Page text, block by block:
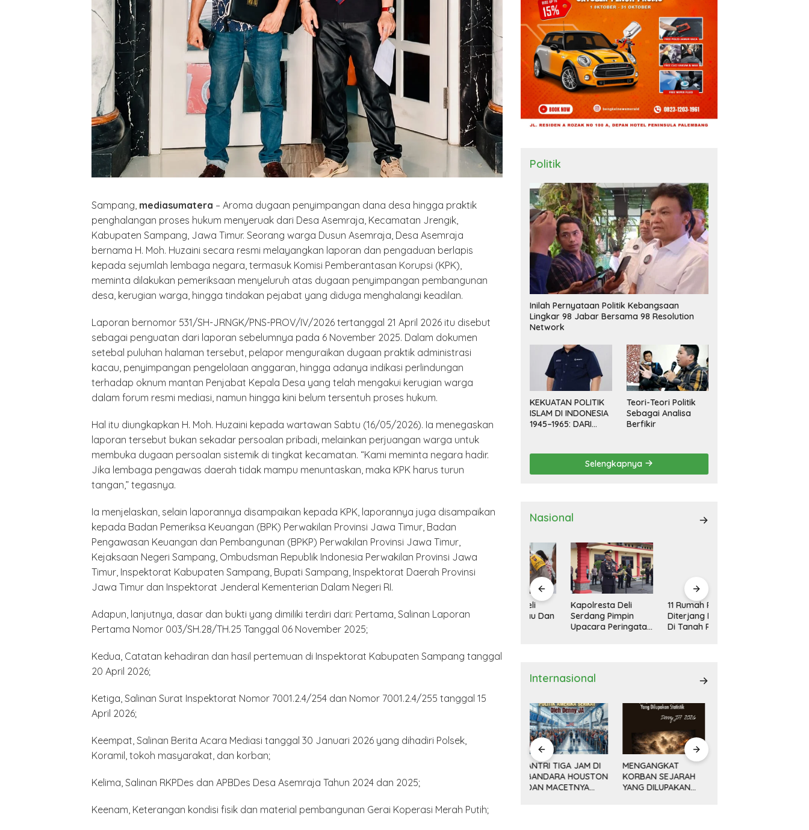
Sampang, mediasumatera – Aroma dugaan penyimpangan dana desa hingga praktik
penghalangan proses hukum menyeruak dari Desa Asemraja, Kecamatan Jrengik,
Kabupaten Sampang, Jawa Timur. Seorang warga Dusun Asemraja, Desa Asemraja
bernama H. Moh. Huzaini secara resmi melayangkan laporan dan pengaduan berlapis
kepada sejumlah lembaga negara, termasuk Komisi Pemberantasan Korupsi (KPK),
meminta dilakukan pemeriksaan menyeluruh atas dugaan penyimpangan pembangunan
desa, kerugian warga, hingga tindakan pejabat yang diduga menghalangi keadilan.
Laporan bernomor 531/SH-JRNGK/PNS-PROV/IV/2026 tertanggal 21 April 2026 itu disebut
sebagai penguatan dari laporan sebelumnya pada 6 November 2025. Dalam dokumen
setebal puluhan halaman tersebut, pelapor menguraikan dugaan praktik administrasi
kacau, penyimpangan pengelolaan anggaran, hingga adanya indikasi perlindungan
terhadap oknum mantan Penjabat Kepala Desa yang telah mengakui kerugian warga
dalam forum resmi mediasi, namun hingga kini belum tersentuh proses hukum.
Hal itu diungkapkan H. Moh. Huzaini kepada wartawan Sabtu (16/05/2026). Ia menegaskan
laporan tersebut bukan sekadar persoalan pribadi, melainkan perjuangan warga untuk
membuka dugaan persoalan sistemik di tingkat kecamatan. “Kami meminta negara hadir.
Jika lembaga pengawas daerah tidak mampu menuntaskan, maka KPK harus turun
tangan,” tegasnya.
Ia menjelaskan, selain laporannya disampaikan kepada KPK, laporannya juga disampaikan
kepada Badan Pemeriksa Keuangan (BPK) Perwakilan Provinsi Jawa Timur, Badan
Pengawasan Keuangan dan Pembangunan (BPKP) Perwakilan Provinsi Jawa Timur,
Kejaksaan Negeri Sampang, Ombudsman Republik Indonesia Perwakilan Provinsi Jawa
Timur, Inspektorat Kabupaten Sampang, Bupati Sampang, Inspektorat Daerah Provinsi
Jawa Timur dan Inspektorat Jenderal Kementerian Dalam Negeri RI.
Adapun, lanjutnya, dasar dan bukti yang dimiliki terdiri dari: Pertama, Salinan Laporan
Pertama Nomor 003/SH.28/TH.25 Tanggal 06 November 2025;
Kedua, Catatan kehadiran dan hasil pertemuan di Inspektorat Kabupaten Sampang tanggal
20 April 2026;
Ketiga, Salinan Surat Inspektorat Nomor 7001.2.4/254 dan Nomor 7001.2.4/255 tanggal 15
April 2026;
Keempat, Salinan Berita Acara Mediasi tanggal 30 Januari 2026 yang dihadiri Polsek,
Koramil, tokoh masyarakat, dan korban;
Kelima, Salinan RKPDes dan APBDes Desa Asemraja Tahun 2024 dan 2025;
Keenam, Keterangan kondisi fisik dan material pembangunan Gerai Koperasi Merah Putih;
Politik
Inilah Pernyataan Politik Kebangsaan
Lingkar 98 Jabar Bersama 98 Resolution
Network
KEKUATAN POLITIK
ISLAM DI INDONESIA
1945–1965: DARI
TERPIMPIN
Teori-Teori Politik
Sebagai Analisa
Berfikir
Selengkapnya
Nasional
Serdang Gelar
Latihan Pra Operasi
“Zebra Toba”
Serdang Pimpin
Upacara Pelepasan
Purna Bakti
Deli Serdang
Serdang Tinjau Dan
Kapolresta Deli
Serdang Pimpin
Upacara Peringatan
11 Rumah Rusak
Diterjang Bandang
Di Tanah Pinem
Internasional
Politik (9)
BANGKITNYA
MELAWAN
TARIF 32 PERSEN
DAN KISAH SEPATU
SERIKAT
MENGANGKAT
KORBAN SEJARAH
YANG DILUPAKAN
AWAL KEMAJUAN
CINA DAN REVOLUSI
DAMAI DENG